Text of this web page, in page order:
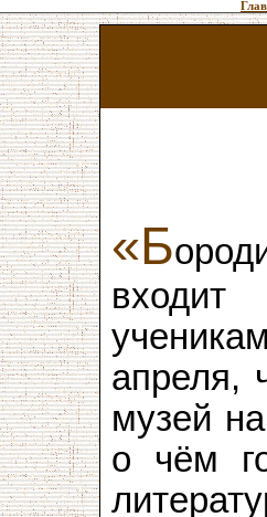
«Б
апреля,
музей
о чём